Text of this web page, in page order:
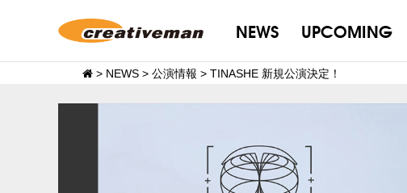
NEWS UPCOMING
> NEWS > 公演情報 > TINASHE 新規公演決定！